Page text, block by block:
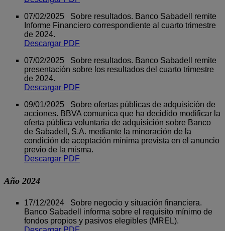
07/02/2025 Sobre resultados. Banco Sabadell remite
Informe Financiero correspondiente al cuarto trimestre
de 2024.
Descargar PDF
07/02/2025 Sobre resultados. Banco Sabadell remite
presentación sobre los resultados del cuarto trimestre
de 2024.
Descargar PDF
09/01/2025 Sobre ofertas públicas de adquisición de
acciones. BBVA comunica que ha decidido modificar la
oferta pública voluntaria de adquisición sobre Banco
de Sabadell, S.A. mediante la minoración de la
condición de aceptación mínima prevista en el anuncio
previo de la misma.
Descargar PDF
Año 2024
17/12/2024 Sobre negocio y situación financiera.
Banco Sabadell informa sobre el requisito mínimo de
fondos propios y pasivos elegibles (MREL).